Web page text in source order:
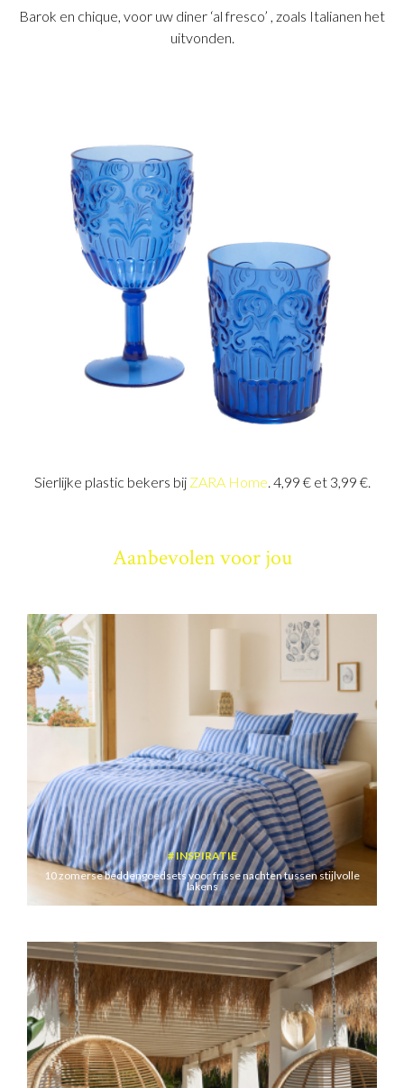
Barok en chique, voor uw diner ‘al fresco’ , zoals Italianen het
uitvonden.
Sierlijke plastic bekers bij ZARA Home . 4,99 € et 3,99 €.
Aanbevolen voor jou
INSPIRATIE
10 zomerse beddengoedsets voor frisse nachten tussen stijlvolle
lakens